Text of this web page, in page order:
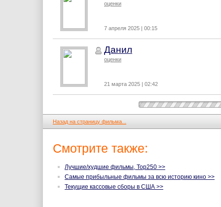
оценки
7 апреля 2025 | 00:15
Данил
оценки
21 марта 2025 | 02:42
Назад на страницу фильма...
Смотрите также:
Лучшие/худшие фильмы, Top250 >>
Самые прибыльные фильмы за всю историю кино >>
Текущие кассовые сборы в США >>